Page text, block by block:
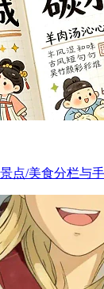
点/美食分栏与手